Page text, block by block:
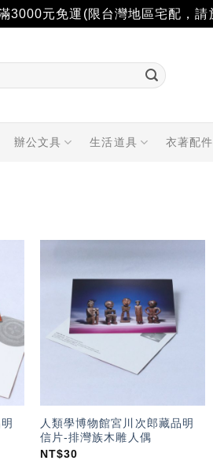
3000元免運(限台灣地區宅配，請
辦公文具 生活道具 衣著配件
輕
」
「願
望輕
單」
人類學博物館宮川次郎藏品明
信片-排灣族木雕人偶
NT$30